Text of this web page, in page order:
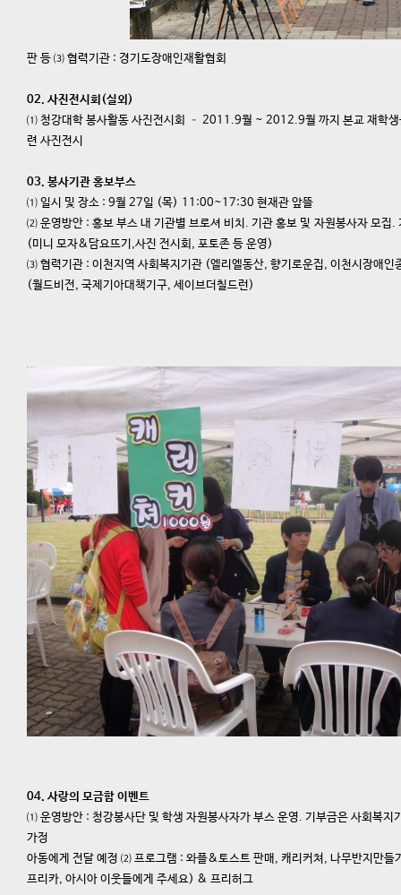
판 등 ⑶ 협력기관 : 경기도장애인재활협회
02. 사진전시회(실외)
⑴ 청강대학 봉사활동 사진전시회 – 2011.9월 ~ 2012.9월 까지 본교 재학생
련 사진전시
03. 봉사기관 홍보부스
⑴ 일시 및 장소 : 9월 27일 (목) 11:00~17:30 현재관 앞뜰
⑵ 운영방안 : 홍보 부스 내 기관별 브로셔 비치. 기관 홍보 및 자원봉사자 모집.
(미니 모자&담요뜨기,사진 전시회, 포토존 등 운영)
⑶ 협력기관 : 이천지역 사회복지기관 (엘리엘동산, 향기로운집, 이천시장애인
(월드비전, 국제기아대책기구, 세이브더칠드런)
04. 사랑의 모금함 이벤트
⑴ 운영방안 : 청강봉사단 및 학생 자원봉사자가 부스 운영. 기부금은 사회복지
가정
아동에게 전달 예정 ⑵ 프로그램 : 와플&토스트 판매, 캐리커쳐, 나무반지만들
프리카, 아시아 이웃들에게 주세요) & 프리허그